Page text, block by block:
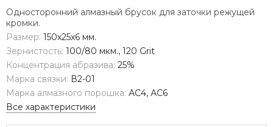
Односторонний алмазный брусок для заточки режущей
кромки.
Размер: 150х25х6 мм.
Зернистость: 100/80 мкм., 120 Grit
Концентрация абразива: 25%
Марка связки: В2-01
Марка алмазного порошка: АС4, АС6
Все характеристики